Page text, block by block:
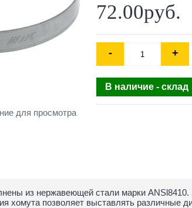
для просмотра
72.00руб.
- +
В наличие - склад
из нержавеющей стали марки ANSl8410.
хомута позволяет выставлять различные